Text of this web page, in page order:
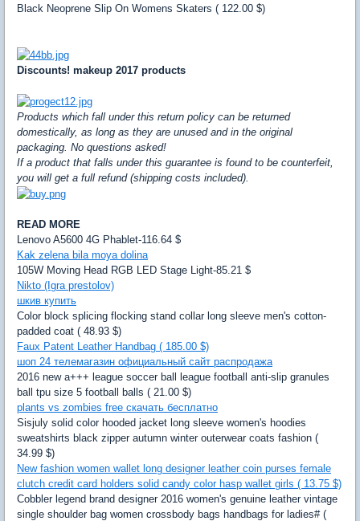
Black Neoprene Slip On Womens Skaters ( 122.00 $)
Discounts! makeup 2017 products
Products which fall under this return policy can be returned
domestically, as long as they are unused and in the original
packaging. No questions asked!
If a product that falls under this guarantee is found to be counterfeit,
you will get a full refund (shipping costs included).
READ MORE
Lenovo A5600 4G Phablet-116.64 $
Kak zelena bila moya dolina
105W Moving Head RGB LED Stage Light-85.21 $
Nikto (Igra prestolov)
шкив купить
Color block splicing flocking stand collar long sleeve men's cotton-
padded coat ( 48.93 $)
Faux Patent Leather Handbag ( 185.00 $)
шоп 24 телемагазин официальный сайт распродажа
2016 new a+++ league soccer ball league football anti-slip granules
ball tpu size 5 football balls ( 21.00 $)
plants vs zombies free скачать бесплатно
Sisjuly solid color hooded jacket long sleeve women's hoodies
sweatshirts black zipper autumn winter outerwear coats fashion (
34.99 $)
New fashion women wallet long designer leather coin purses female
clutch credit card holders solid candy color hasp wallet girls ( 13.75 $)
Cobbler legend brand designer 2016 women's genuine leather vintage
single shoulder bag women crossbody bags handbags for ladies# (